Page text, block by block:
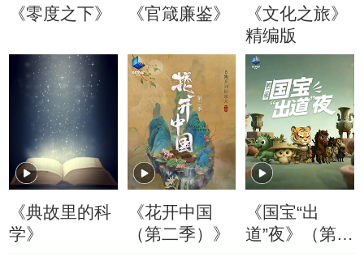
《零度之下》 《官箴廉鉴》
《文化之旅》
精编版
《典故里的科
学》
《花开中国
（第二季）》
《国宝“出
道”夜》（第二